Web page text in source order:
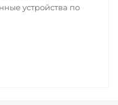
устройства по